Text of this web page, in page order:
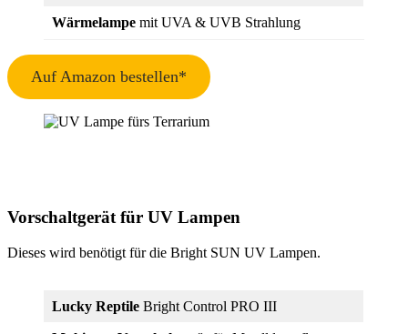
Wärmelampe mit UVA & UVB Strahlung
Auf Amazon bestellen*
Vorschaltgerät für UV Lampen
Dieses wird benötigt für die Bright SUN UV Lampen.
Lucky Reptile Bright Control PRO III